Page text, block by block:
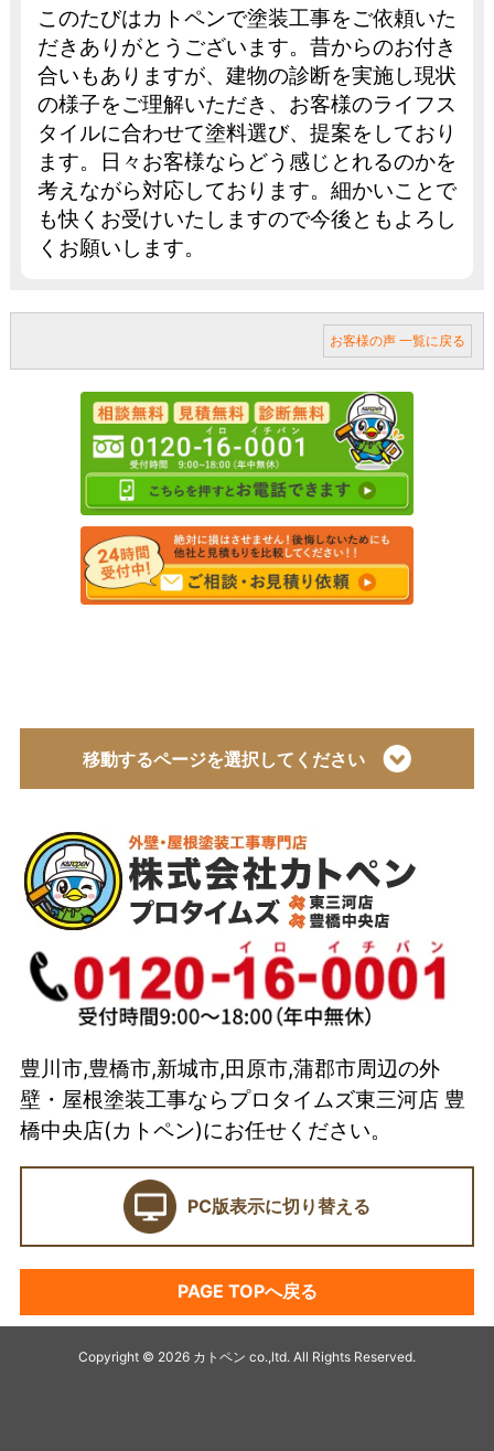
このたびはカトペンで塗装工事をご依頼いた
だきありがとうございます。昔からのお付き
合いもありますが、建物の診断を実施し現状
の様子をご理解いただき、お客様のライフス
タイルに合わせて塗料選び、提案をしており
ます。日々お客様ならどう感じとれるのかを
考えながら対応しております。細かいことで
も快くお受けいたしますので今後ともよろし
くお願いします。
お客様の声 一覧に戻る
移動するページを選択してください
会社概要
代表取締役 加藤宜久よりご挨拶
イベント
選ばれている理由とは？
カトペンの技術力
当店の強み
ショールーム
契約前に確認したい業者選びの7つのポイント
外壁塗装セミナー
豊川市,豊橋市,新城市,田原市,蒲郡市周辺の外
壁・屋根塗装工事ならプロタイムズ東三河店 豊
橋中央店(カトペン)にお任せください。
PC版表示に切り替える
PAGE TOPへ戻る
Copyright © 2026 カトペン co.,ltd. All Rights Reserved.